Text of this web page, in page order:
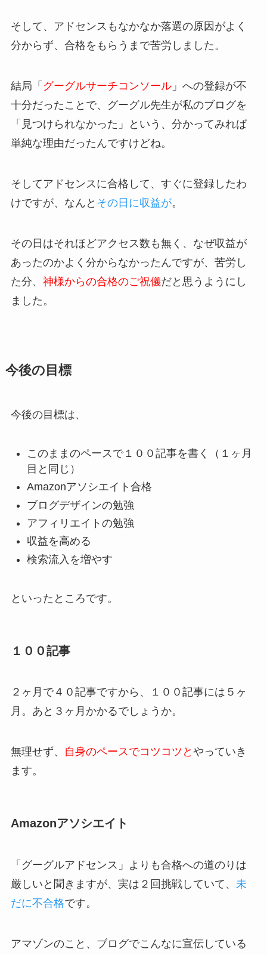
そして、アドセンスもなかなか落選の原因がよく
分からず、合格をもらうまで苦労しました。
結局「 グーグルサーチコンソール」への登録が不
十分だったことで、グーグル先生が私のブログを
「見つけられなかった」という、分かってみれば
単純な理由だったんですけどね。
そしてアドセンスに合格して、すぐに登録したわ
けですが、なんと その日に収益が。
その日はそれほどアクセス数も無く、なぜ収益が
あったのかよく分からなかったんですが、苦労し
た分、 神様からの合格のご祝儀だと思うようにし
ました。
今後の目標
今後の目標は、
このままのペースで１００記事を書く（１ヶ月
目と同じ）
Amazonアソシエイト合格
ブログデザインの勉強
アフィリエイトの勉強
収益を高める
検索流入を増やす
といったところです。
１００記事
２ヶ月で４０記事ですから、１００記事には５ヶ
月。あと３ヶ月かかるでしょうか。
無理せず、 自身のペースでコツコツと やっていき
ます。
Amazonアソシエイト
「グーグルアドセンス」よりも合格への道のりは
厳しいと聞きますが、実は２回挑戦していて、 未
だに不合格です。
アマゾンのこと、ブログでこんなに宣伝している